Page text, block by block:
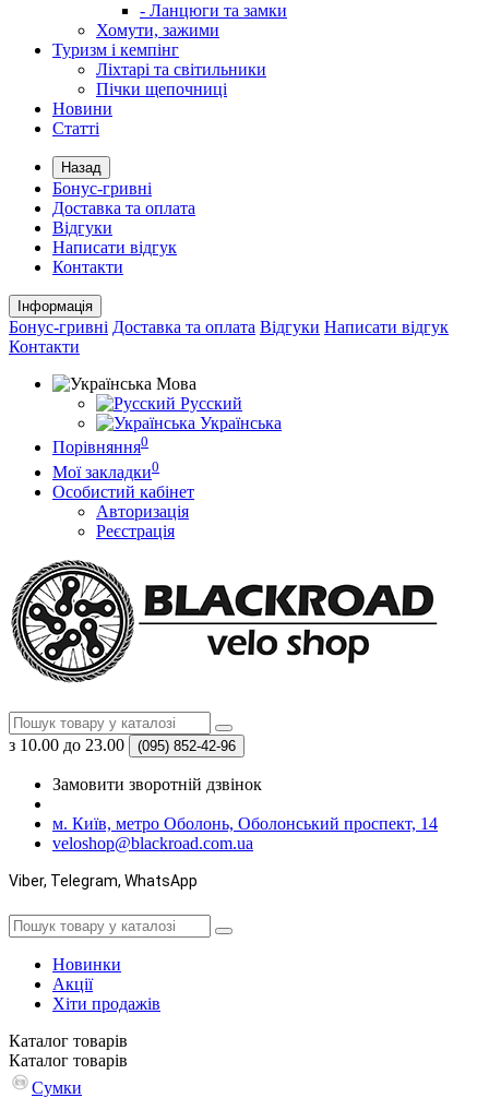
- Ланцюги та замки
Хомути, зажими
Туризм і кемпінг
Ліхтарі та світильники
Пічки щепочниці
Новини
Статті
Назад
Бонус-гривні
Доставка та оплата
Відгуки
Написати відгук
Контакти
Інформація
Бонус-гривні Доставка та оплата Відгуки Написати відгук
Контакти
Мова
Русский
Українська
Порівняння0
Мої закладки0
Особистий кабінет
Авторизація
Реєстрація
з 10.00 до 23.00 (095) 852-42-96
Замовити зворотній дзвінок
м. Київ, метро Оболонь, Оболонський проспект, 14
veloshop@blackroad.com.ua
Viber, Telegram, WhatsApp
Новинки
Акції
Хіти продажів
Каталог товарів
Каталог товарів
Сумки